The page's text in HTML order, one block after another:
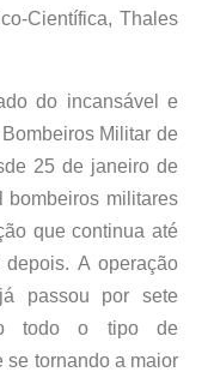
Científica, Thales
do incansável e
Militar de
25 de janeiro de
militares
que continua até
A operação
passou por sete
todo o tipo de
se tornando a maior